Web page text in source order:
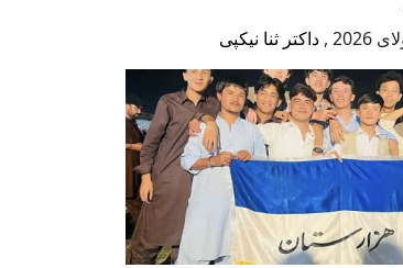
, داکتر ثنا نیکپی